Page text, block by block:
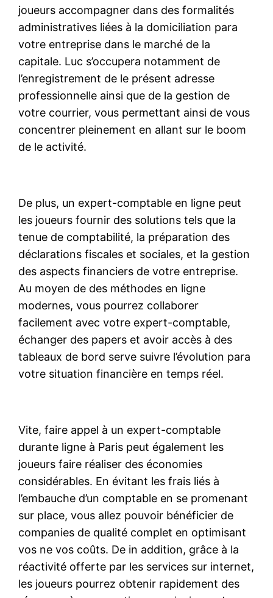
joueurs accompagner dans des formalités
administratives liées à la domiciliation para
votre entreprise dans le marché de la
capitale. Luc s’occupera notamment de
l’enregistrement de le présent adresse
professionnelle ainsi que de la gestion de
votre courrier, vous permettant ainsi de vous
concentrer pleinement en allant sur le boom
de le activité.
De plus, un expert-comptable en ligne peut
les joueurs fournir des solutions tels que la
tenue de comptabilité, la préparation des
déclarations fiscales et sociales, et la gestion
des aspects financiers de votre entreprise.
Au moyen de des méthodes en ligne
modernes, vous pourrez collaborer
facilement avec votre expert-comptable,
échanger des papers et avoir accès à des
tableaux de bord serve suivre l’évolution para
votre situation financière en temps réel.
Vite, faire appel à un expert-comptable
durante ligne à Paris peut également les
joueurs faire réaliser des économies
considérables. En évitant les frais liés à
l’embauche d’un comptable en se promenant
sur place, vous allez pouvoir bénéficier de
companies de qualité complet en optimisant
vos ne vos coûts. De in addition, grâce à la
réactivité offerte par les services sur internet,
les joueurs pourrez obtenir rapidement des